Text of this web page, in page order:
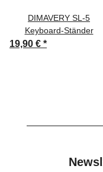
DIMAVERY SL-5
Keyboard-Ständer
19,90 € *